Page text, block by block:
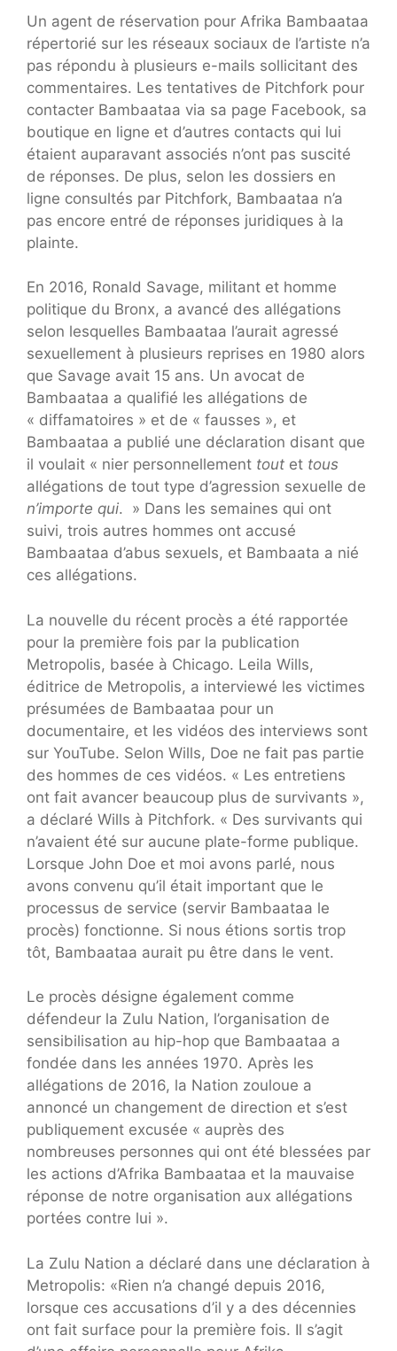
Un agent de réservation pour Afrika Bambaataa
répertorié sur les réseaux sociaux de l’artiste n’a
pas répondu à plusieurs e-mails sollicitant des
commentaires. Les tentatives de Pitchfork pour
contacter Bambaataa via sa page Facebook, sa
boutique en ligne et d’autres contacts qui lui
étaient auparavant associés n’ont pas suscité
de réponses. De plus, selon les dossiers en
ligne consultés par Pitchfork, Bambaataa n’a
pas encore entré de réponses juridiques à la
plainte.
En 2016, Ronald Savage, militant et homme
politique du Bronx, a avancé des allégations
selon lesquelles Bambaataa l’aurait agressé
sexuellement à plusieurs reprises en 1980 alors
que Savage avait 15 ans. Un avocat de
Bambaataa a qualifié les allégations de
« diffamatoires » et de « fausses », et
Bambaataa a publié une déclaration disant que
il voulait « nier personnellement tout et tous
allégations de tout type d’agression sexuelle de
n’importe qui. » Dans les semaines qui ont
suivi, trois autres hommes ont accusé
Bambaataa d’abus sexuels, et Bambaata a nié
ces allégations.
La nouvelle du récent procès a été rapportée
pour la première fois par la publication
Metropolis, basée à Chicago. Leila Wills,
éditrice de Metropolis, a interviewé les victimes
présumées de Bambaataa pour un
documentaire, et les vidéos des interviews sont
sur YouTube. Selon Wills, Doe ne fait pas partie
des hommes de ces vidéos. « Les entretiens
ont fait avancer beaucoup plus de survivants »,
a déclaré Wills à Pitchfork. « Des survivants qui
n’avaient été sur aucune plate-forme publique.
Lorsque John Doe et moi avons parlé, nous
avons convenu qu’il était important que le
processus de service (servir Bambaataa le
procès) fonctionne. Si nous étions sortis trop
tôt, Bambaataa aurait pu être dans le vent.
Le procès désigne également comme
défendeur la Zulu Nation, l’organisation de
sensibilisation au hip-hop que Bambaataa a
fondée dans les années 1970. Après les
allégations de 2016, la Nation zouloue a
annoncé un changement de direction et s’est
publiquement excusée « auprès des
nombreuses personnes qui ont été blessées par
les actions d’Afrika Bambaataa et la mauvaise
réponse de notre organisation aux allégations
portées contre lui ».
La Zulu Nation a déclaré dans une déclaration à
Metropolis: «Rien n’a changé depuis 2016,
lorsque ces accusations d’il y a des décennies
ont fait surface pour la première fois. Il s’agit